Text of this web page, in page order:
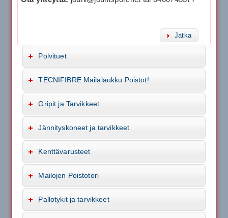
Jatka
Polvituet
TECNIFIBRE Mailalaukku Poistot!
Gripit ja Tarvikkeet
Jännityskoneet ja tarvikkeet
Kenttävarusteet
Mailojen Poistotori
Pallotykit ja tarvikkeet